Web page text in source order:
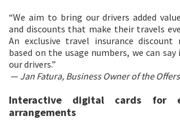
“We aim to bring our drivers added
and discounts that make their travels
An exclusive travel insurance discount
based on the usage numbers, we can
our drivers.”
— Jan Fatura, Business Owner of the
Interactive digital cards for
arrangements